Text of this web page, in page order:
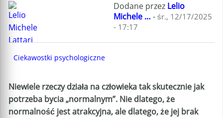
Dodane przez Lelio
Michele … -śr., 12/17/2025
- 17:17
Ciekawostki psychologiczne
Niewiele rzeczy działa na człowieka tak skutecznie jak
potrzeba bycia „normalnym”. Nie dlatego, że
normalność jest atrakcyjna, ale dlatego, że jej brak